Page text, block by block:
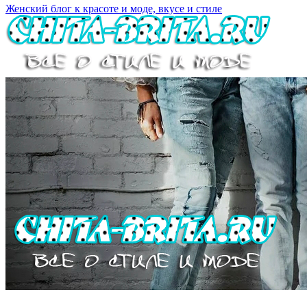
Женский блог к красоте и моде, вкусе и стиле